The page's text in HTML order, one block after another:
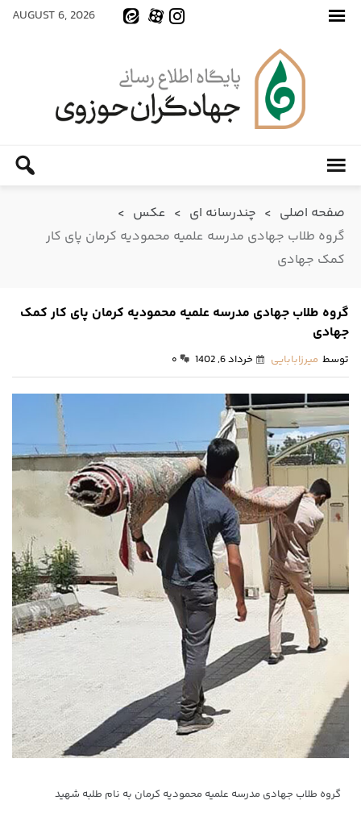
AUGUST 6, 2026
صفحه اصلی > چندرسانه ای > عکس >
گروه طلاب جهادی مدرسه علمیه محمودیه کرمان پای کار
کمک جهادی
گروه طلاب جهادی مدرسه علمیه محمودیه کرمان پای کار کمک
جهادی
توسط میرزابابایی خرداد 6, 1402 ۰
گروه طلاب جهادی مدرسه علمیه محمودیه کرمان به نام طلبه شهید